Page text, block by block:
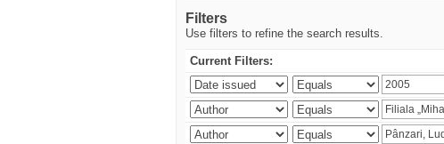
Filters
Use filters to refine the search results.
Current Filters: